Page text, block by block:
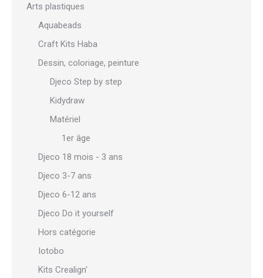
Arts plastiques
Aquabeads
Craft Kits Haba
Dessin, coloriage, peinture
Djeco Step by step
Kidydraw
Matériel
1er âge
Djeco 18 mois - 3 ans
Djeco 3-7 ans
Djeco 6-12 ans
Djeco Do it yourself
Hors catégorie
Iotobo
Kits Crealign'